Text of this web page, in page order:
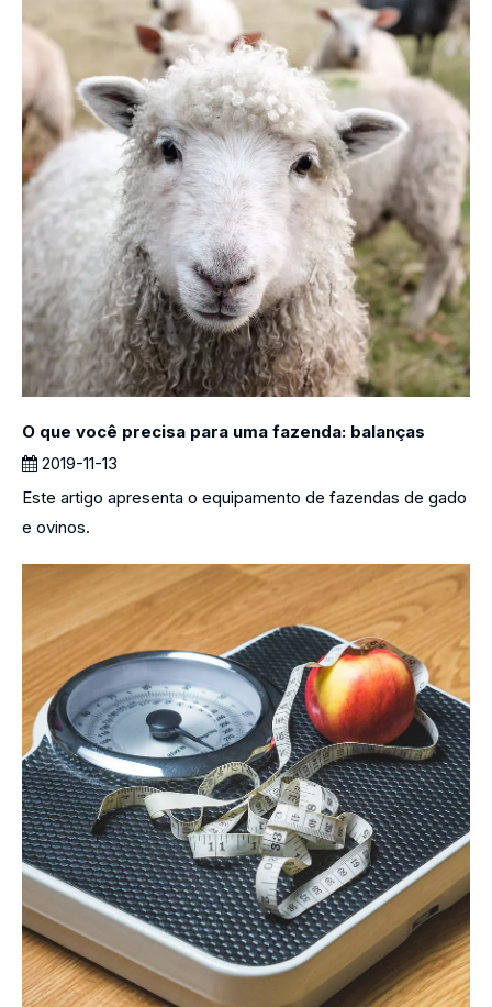
O que você precisa para uma fazenda: balanças
2019-11-13
Este artigo apresenta o equipamento de fazendas de gado
e ovinos.